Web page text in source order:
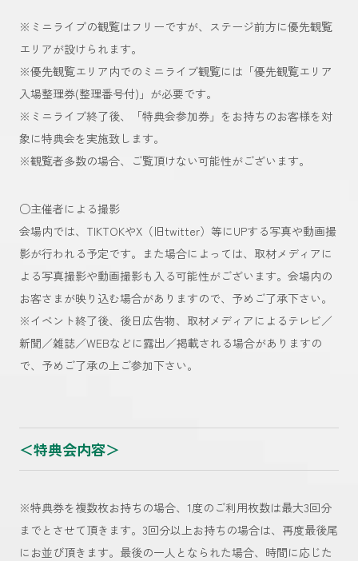
※ミニライブの観覧はフリーですが、ステージ前方に優先観覧
エリアが設けられます。
※優先観覧エリア内でのミニライブ観覧には「優先観覧エリア
入場整理券(整理番号付)」が必要です。
※ミニライブ終了後、「特典会参加券」をお持ちのお客様を対
象に特典会を実施致します。
※観覧者多数の場合、ご覧頂けない可能性がございます。
○主催者による撮影
会場内では、TIKTOKやX（旧twitter）等にUPする写真や動画撮
影が行われる予定です。また場合によっては、取材メディアに
よる写真撮影や動画撮影も入る可能性がございます。会場内の
お客さまが映り込む場合がありますので、予めご了承下さい。
※イベント終了後、後日広告物、取材メディアによるテレビ／
新聞／雑誌／WEBなどに露出／掲載される場合がありますの
で、予めご了承の上ご参加下さい。
＜特典会内容＞
※特典券を複数枚お持ちの場合、1度のご利用枚数は最大3回分
までとさせて頂きます。3回分以上お持ちの場合は、再度最後尾
にお並び頂きます。最後の一人となられた場合、時間に応じた